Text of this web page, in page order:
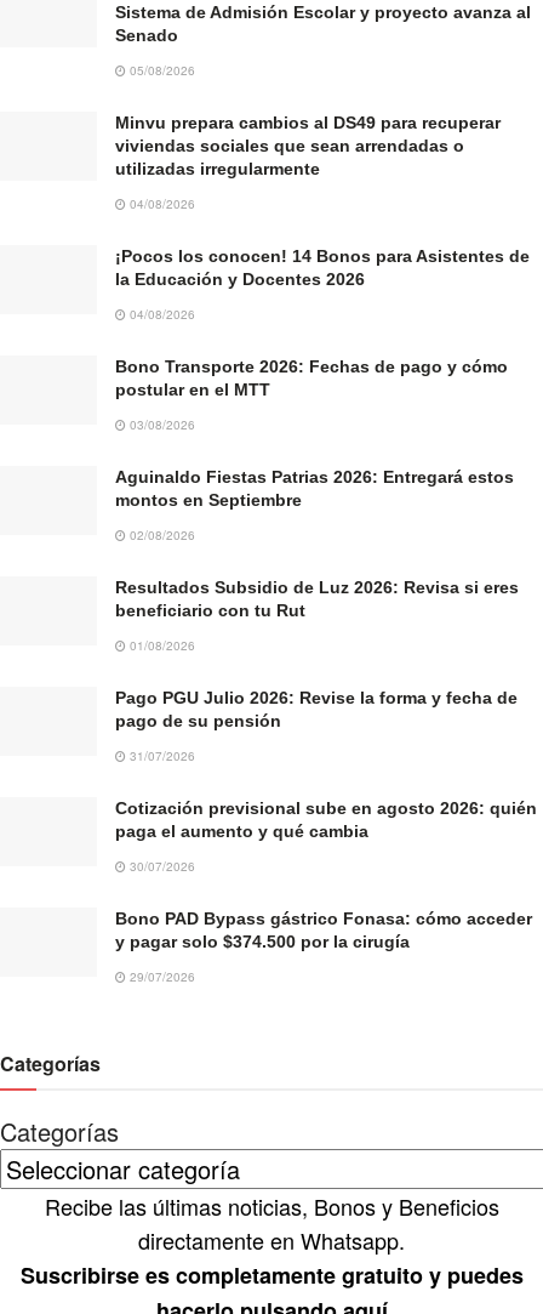
Sistema de Admisión Escolar y proyecto avanza al
Senado
05/08/2026
Minvu prepara cambios al DS49 para recuperar
viviendas sociales que sean arrendadas o
utilizadas irregularmente
04/08/2026
¡Pocos los conocen! 14 Bonos para Asistentes de
la Educación y Docentes 2026
04/08/2026
Bono Transporte 2026: Fechas de pago y cómo
postular en el MTT
03/08/2026
Aguinaldo Fiestas Patrias 2026: Entregará estos
montos en Septiembre
02/08/2026
Resultados Subsidio de Luz 2026: Revisa si eres
beneficiario con tu Rut
01/08/2026
Pago PGU Julio 2026: Revise la forma y fecha de
pago de su pensión
31/07/2026
Cotización previsional sube en agosto 2026: quién
paga el aumento y qué cambia
30/07/2026
Bono PAD Bypass gástrico Fonasa: cómo acceder
y pagar solo $374.500 por la cirugía
29/07/2026
Categorías
Categorías
Recibe las últimas noticias, Bonos y Beneficios
directamente en Whatsapp.
Suscribirse es completamente gratuito y puedes